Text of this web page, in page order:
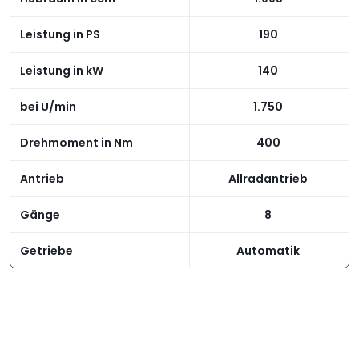
Leistung in PS 190
Leistung in kW 140
bei U/min 1.750
Drehmoment in Nm 400
Antrieb Allradantrieb
Gänge 8
Getriebe Automatik